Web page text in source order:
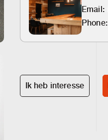
Email:
Phone:
Ik heb interesse